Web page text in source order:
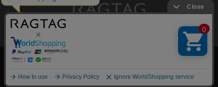
デザイナーズブランドのユーズド・セレクトショップ
COPYRIGHT© TIN PAN ALLEY CO., LTD. ALL RIGHTS RESERVED.